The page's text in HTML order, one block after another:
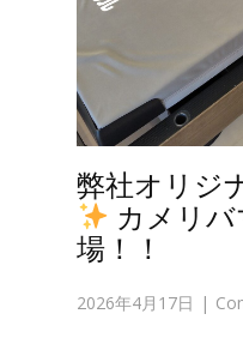
弊社オリジ
カメリバ
場！！
2026年4月17日